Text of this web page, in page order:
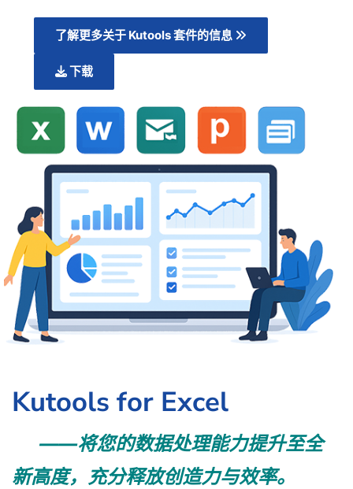
了解更多关于 Kutools 套件的信息
下载
Kutools for Excel
——将您的数据处理能力提升至全
新高度，充分释放创造力与效率。